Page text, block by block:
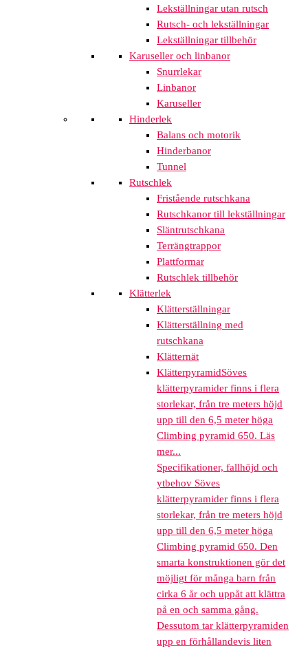
Lekställningar utan rutsch
Rutsch- och lekställningar
Lekställningar tillbehör
Karuseller och linbanor
Snurrlekar
Linbanor
Karuseller
Hinderlek
Balans och motorik
Hinderbanor
Tunnel
Rutschlek
Fristående rutschkana
Rutschkanor till lekställningar
Släntrutschkana
Terrängtrappor
Plattformar
Rutschlek tillbehör
Klätterlek
Klätterställningar
Klätterställning med
rutschkana
Klätternät
KlätterpyramidSöves
klätterpyramider finns i flera
storlekar, från tre meters höjd
upp till den 6,5 meter höga
Climbing pyramid 650. Läs
mer...
Specifikationer, fallhöjd och
ytbehov Söves
klätterpyramider finns i flera
storlekar, från tre meters höjd
upp till den 6,5 meter höga
Climbing pyramid 650. Den
smarta konstruktionen gör det
möjligt för många barn från
cirka 6 år och uppåt att klättra
på en och samma gång.
Dessutom tar klätterpyramiden
upp en förhållandevis liten